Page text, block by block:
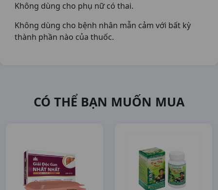
Không dùng cho phụ nữ có thai.
Không dùng cho bệnh nhân mẫn cảm với bất kỳ
thành phần nào của thuốc.
CÓ THỂ BẠN MUỐN MUA